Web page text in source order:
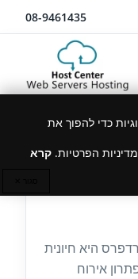
08-9461435
כדי להפוך את
הפרטיות. קרא
היא חיונית
אירוח